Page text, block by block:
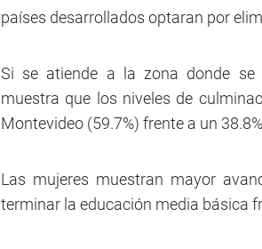
países desarrollados optaran por
Si se atiende a la zona donde se
muestra que los niveles de
Montevideo (59.7%) frente a un
Las mujeres muestran mayor
terminar la educación media básica